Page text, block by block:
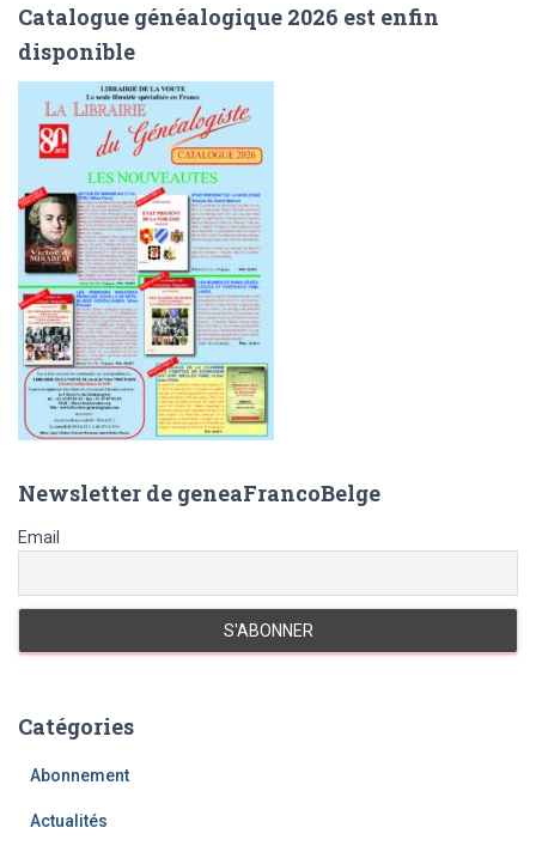
e
r
c
:
Catalogue généalogique 2026 est enfin
disponible
Newsletter de geneaFrancoBelge
Email
Catégories
Abonnement
Actualités